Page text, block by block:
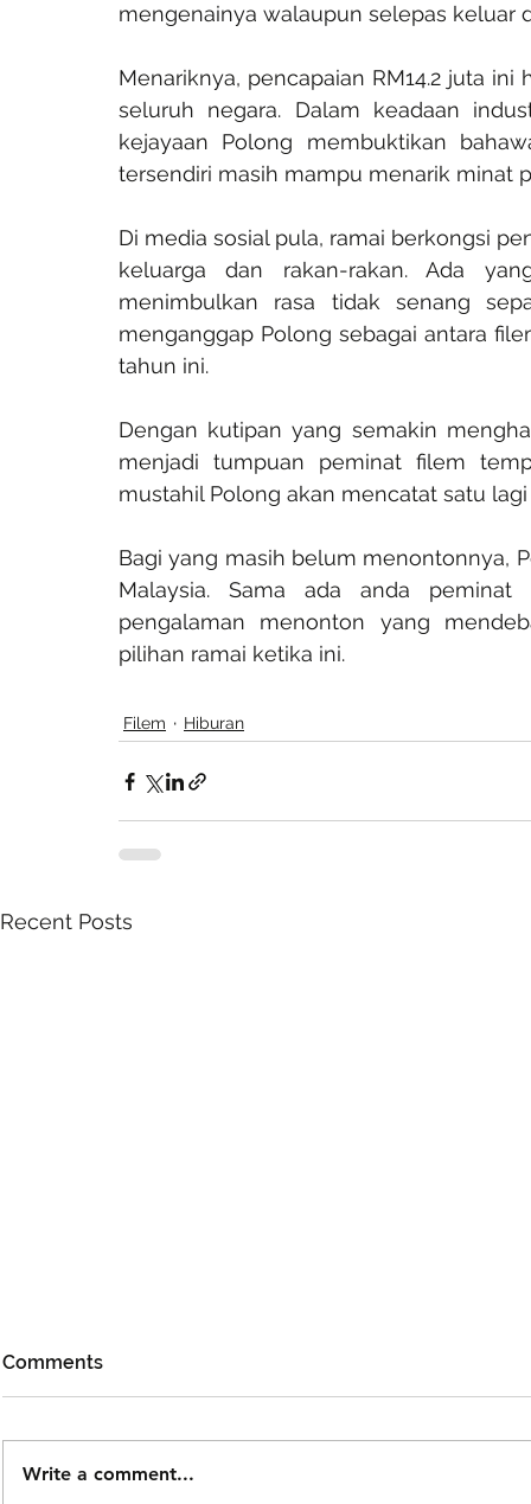
mengenainya walaupun selepas keluar
Menariknya, pencapaian RM14.2 juta
seluruh negara. Dalam keadaan
kejayaan Polong membuktikan
tersendiri masih mampu menarik minat
Di media sosial pula, ramai berkongsi
keluarga dan rakan-rakan. Ada
menimbulkan rasa tidak senang
menganggap Polong sebagai antara
tahun ini.
Dengan kutipan yang semakin
menjadi tumpuan peminat filem
mustahil Polong akan mencatat satu
Bagi yang masih belum menontonnya,
Malaysia. Sama ada anda
pengalaman menonton yang
pilihan ramai ketika ini.
Filem Hiburan
Recent Posts
Comments
Write a comment...